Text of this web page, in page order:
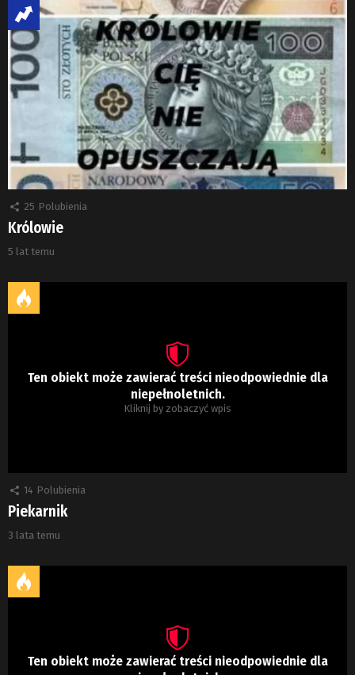
25 Polubienia
Królowie
5 lat temu
Ten obiekt może zawierać treści nieodpowiednie dla
niepełnoletnich.
Kliknij by zobaczyć wpis
14 Polubienia
Piekarnik
3 lata temu
Ten obiekt może zawierać treści nieodpowiednie dla